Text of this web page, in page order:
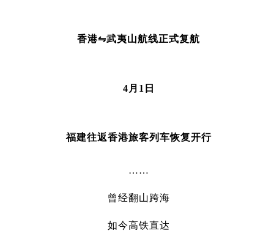
香港⇋武夷山航线正式复航
4月1日
福建往返香港旅客列车恢复开行
……
曾经翻山跨海
如今高铁直达